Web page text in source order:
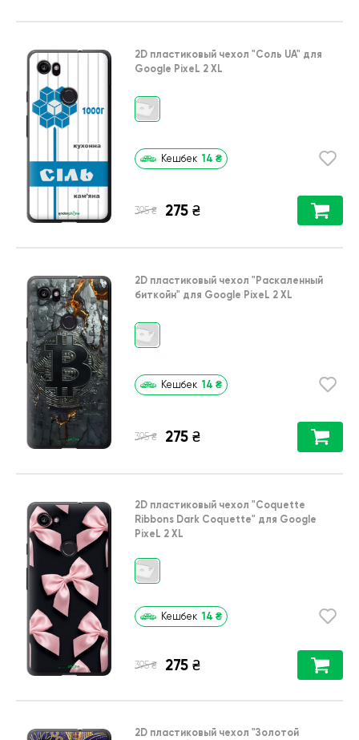
2D пластиковый чехол "Соль UA" для
Google PixeL 2 XL
Кешбек 14 ₴
395 ₴ 275 ₴
2D пластиковый чехол "Раскаленный
биткойн" для Google PixeL 2 XL
Кешбек 14 ₴
395 ₴ 275 ₴
2D пластиковый чехол "Coquette
Ribbons Dark Coquette" для Google
PixeL 2 XL
Кешбек 14 ₴
395 ₴ 275 ₴
2D пластиковый чехол "Золотой